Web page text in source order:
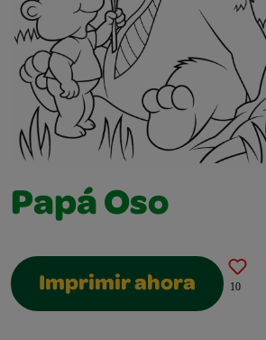
Papá Oso
Imprimir ahora 10